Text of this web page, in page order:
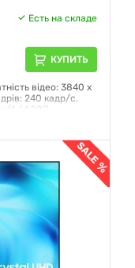
Есть на складе
КУПИТЬ
відео: 3840 x
240 кадр/с.
(1 / 1.28"),
огляду: 156°,
по ISO: 100,